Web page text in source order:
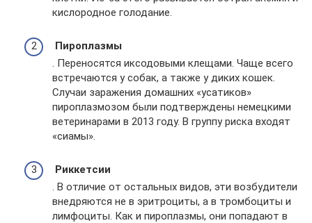
кислородное голодание.
Пироплазмы
. Переносятся иксодовыми клещами. Чаще всего
встречаются у собак, а также у диких кошек.
Случаи заражения домашних «усатиков»
пироплазмозом были подтверждены немецкими
ветеринарами в 2013 году. В группу риска входят
«сиамы».
Риккетсии
. В отличие от остальных видов, эти возбудители
внедряются не в эритроциты, а в тромбоциты и
лимфоциты. Как и пироплазмы, они попадают в